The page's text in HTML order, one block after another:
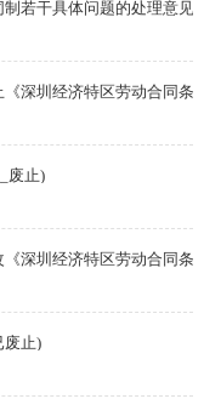
若干具体问题的处理意见(之
深圳经济特区劳动合同条例
废止)
深圳经济特区劳动合同条例
废止)